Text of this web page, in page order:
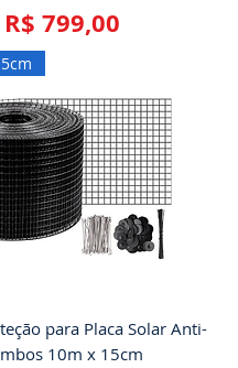
Preço
R$ 799,00
para Placa Solar Anti-
10m x 15cm